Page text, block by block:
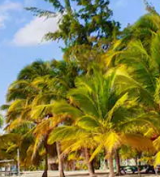
para cima e para